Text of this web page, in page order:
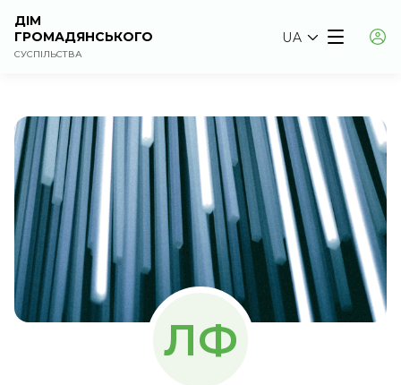
ДІМ
ГРОМАДЯНСЬКОГО
СУСПІЛЬСТВА
UA
ЛФ